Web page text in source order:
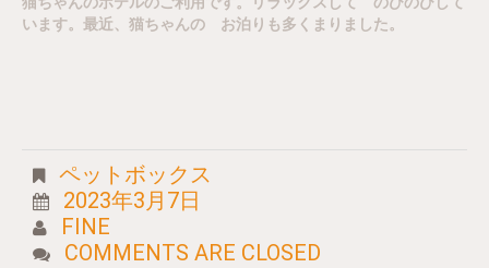
います。最近、猫ちゃんの お泊りも多くまりました。
ペットボックス
2023年3月7日
FINE
COMMENTS ARE CLOSED